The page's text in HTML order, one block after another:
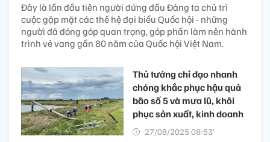
Đây là lần đầu tiên người đứng đầu Đảng ta chủ trì
cuộc gặp mặt các thế hệ đại biểu Quốc hội - những
người đã đóng góp quan trọng, góp phần làm nên hành
trình vẻ vang gần 80 năm của Quốc hội Việt Nam.
Thủ tướng chỉ đạo nhanh
chóng khắc phục hậu quả
bão số 5 và mưa lũ, khôi
phục sản xuất, kinh doanh
27/08/2025 08:53’